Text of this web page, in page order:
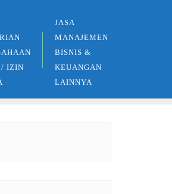
IZIN
JASA
MANAJEMEN
BISNIS &
KEUANGAN
LAINNYA